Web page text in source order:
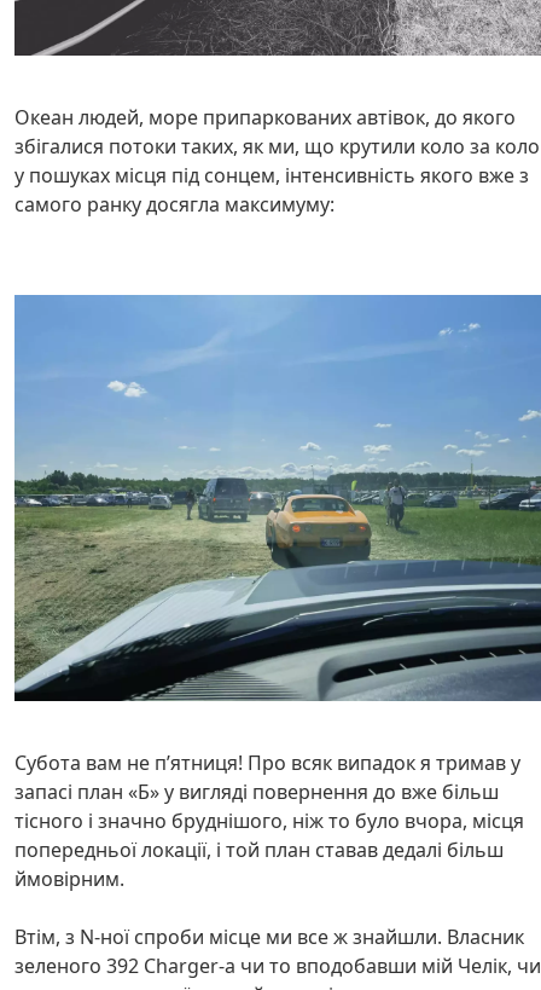
Океан людей, море припаркованих автівок, до якого
збігалися потоки таких, як ми, що крутили коло за
у пошуках місця під сонцем, інтенсивність якого вже з
самого ранку досягла максимуму:
Субота вам не пʼятниця! Про всяк випадок я тримав у
запасі план «Б» у вигляді повернення до вже більш
тісного і значно бруднішого, ніж то було вчора, місця
попередньої локації, і той план ставав дедалі більш
ймовірним.
Втім, з N-ної спроби місце ми все ж знайшли. Власник
зеленого 392 Charger-а чи то вподобавши мій Челік, чи